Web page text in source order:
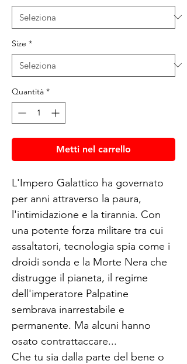
Size *
Quantità *
Metti nel carrello
L'Impero Galattico ha governato
per anni attraverso la paura,
l'intimidazione e la tirannia. Con
una potente forza militare tra cui
assaltatori, tecnologia spia come i
droidi sonda e la Morte Nera che
distrugge il pianeta, il regime
dell'imperatore Palpatine
sembrava inarrestabile e
permanente. Ma alcuni hanno
osato contrattaccare...
Che tu sia dalla parte del bene o